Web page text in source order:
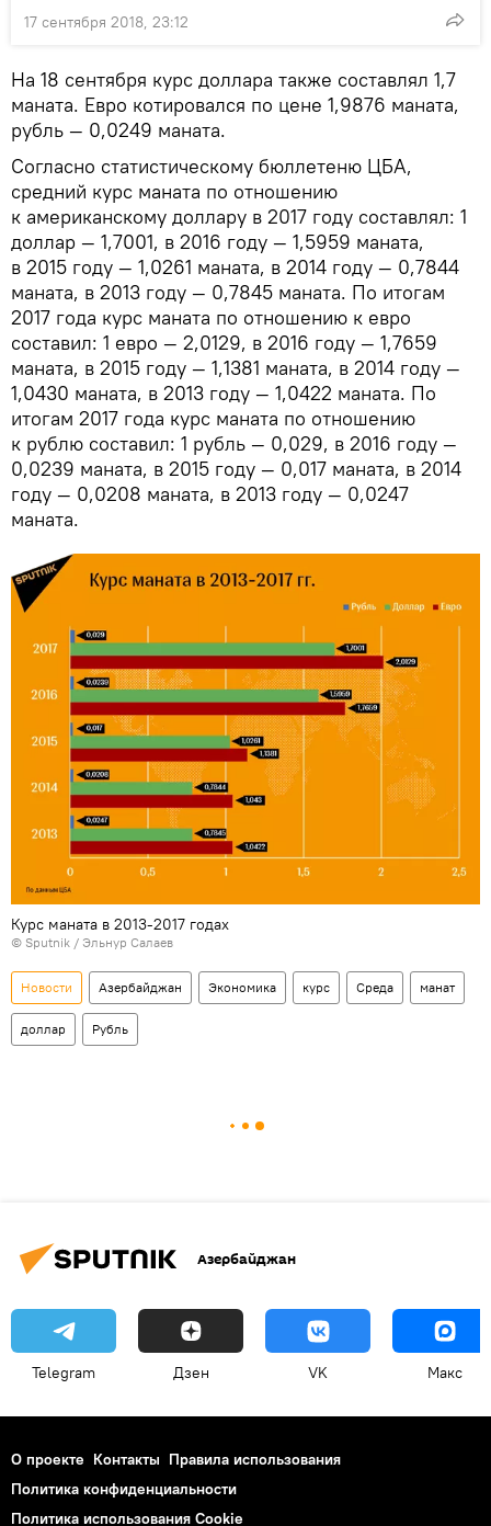
17 сентября 2018, 23:12
На 18 сентября курс доллара также составлял 1,7
маната. Евро котировался по цене 1,9876 маната,
рубль — 0,0249 маната.
Согласно статистическому бюллетеню ЦБА,
средний курс маната по отношению
к американскому доллару в 2017 году составлял: 1
доллар — 1,7001, в 2016 году — 1,5959 маната,
в 2015 году — 1,0261 маната, в 2014 году — 0,7844
маната, в 2013 году — 0,7845 маната. По итогам
2017 года курс маната по отношению к евро
составил: 1 евро — 2,0129, в 2016 году — 1,7659
маната, в 2015 году — 1,1381 маната, в 2014 году —
1,0430 маната, в 2013 году — 1,0422 маната. По
итогам 2017 года курс маната по отношению
к рублю составил: 1 рубль — 0,029, в 2016 году —
0,0239 маната, в 2015 году — 0,017 маната, в 2014
году — 0,0208 маната, в 2013 году — 0,0247
маната.
Курс маната в 2013-2017 годах
© Sputnik / Эльнур Салаев
Новости Азербайджан Экономика курс Среда манат
доллар Рубль
Азербайджан
Telegram Дзен VK Макс
О проекте Контакты Правила использования
Политика конфиденциальности
Политика использования Cookie